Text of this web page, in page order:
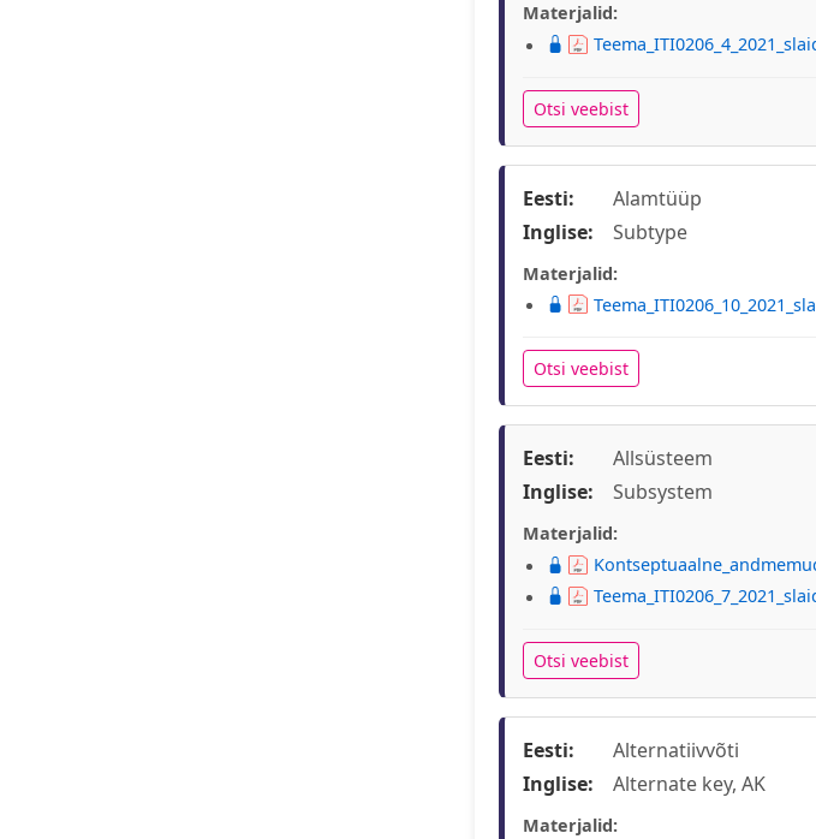
Materjalid:
Otsi veebist
Eesti:
Alamtüüp
Inglise:
Subtype
Materjalid:
Otsi veebist
Eesti:
Allsüsteem
Inglise:
Subsystem
Materjalid:
Otsi veebist
Eesti:
Alternatiivvõti
Inglise:
Alternate key, AK
Materjalid: